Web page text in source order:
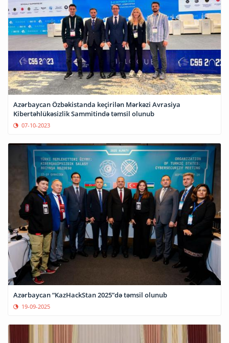
Azərbaycan Özbəkistanda keçirilən Mərkəzi Avrasiya
Kibertəhlükəsizlik Sammitində təmsil olunub
07-10-2023
Azərbaycan “KazHackStan 2025”də təmsil olunub
19-09-2025